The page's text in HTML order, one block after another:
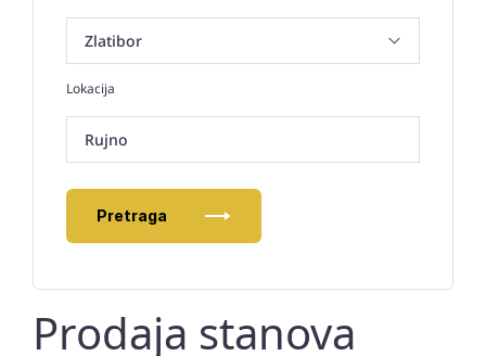
Lokacija
Rujno
Pretraga
Prodaja stanova